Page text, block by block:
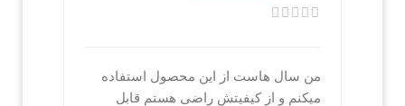
من سال هاست از این محصول استفاده
میکنم و از کیفیتش راضی هستم قابل